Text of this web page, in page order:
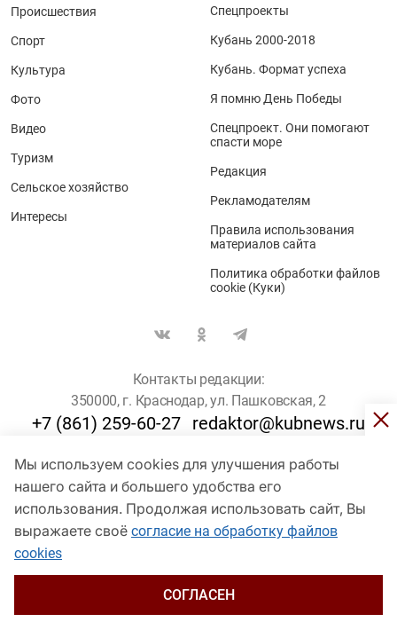
Мы используем cookies для улучшения работы
нашего сайта и большего удобства его
использования. Продолжая использовать сайт, Вы
выражаете своё согласие на обработку файлов
cookies
СОГЛАСЕН
Происшествия
Спорт
Культура
Фото
Видео
Туризм
Сельское хозяйство
Интересы
Спецпроекты
Кубань 2000-2018
Кубань. Формат успеха
Я помню День Победы
Спецпроект. Они помогают
спасти море
Редакция
Рекламодателям
Правила использования
материалов сайта
Политика обработки файлов
cookie (Куки)
Контакты редакции:
350000, г. Краснодар, ул. Пашковская, 2
+7 (861) 259-60-27 redaktor@kubnews.ru
Для пользователей старше 16 лет
© Кубанские Новости, 2017
Сетевое издание «kubnews» зарегистрировано Федеральной
службой по надзору в сфере связи, информационных технологий
и массовых коммуникаций (Роскомнадзор). Регистрационный
Пашковская, 2). Главный редактор – Филиппов О. Ю.